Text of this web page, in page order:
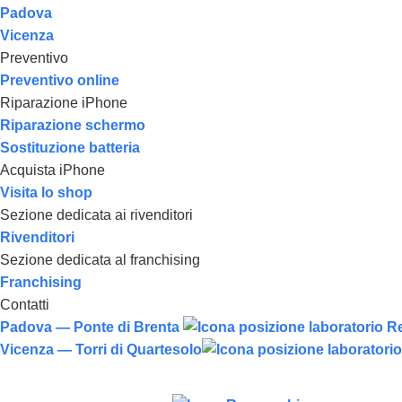
Padova
Vicenza
Preventivo
Preventivo online
Riparazione iPhone
Riparazione schermo
Sostituzione batteria
Acquista iPhone
Visita lo shop
Sezione dedicata ai rivenditori
Rivenditori
Sezione dedicata al franchising
Franchising
Contatti
Padova — Ponte di Brenta
Vicenza — Torri di Quartesolo